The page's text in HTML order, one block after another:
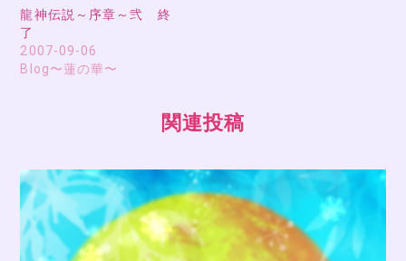
龍神伝説～序章～弐 終
了
2007-09-06
Blog〜蓮の華〜
関連投稿